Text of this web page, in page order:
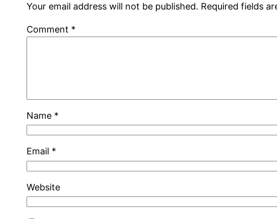
Your email address will not be published. Required fields
Comment *
Name *
Email *
Website